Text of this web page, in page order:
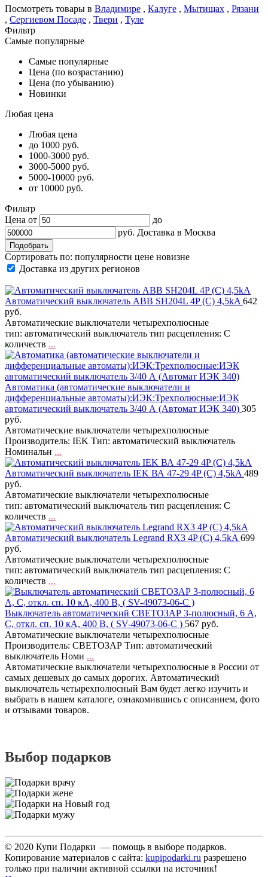
Посмотреть товары в Владимире , Калуге , Мытищах , Рязани
, Сергиевом Посаде , Твери , Туле
Фильтр
Самые популярные
Самые популярные
Цена (по возрастанию)
Цена (по убыванию)
Новинки
Любая цена
Любая цена
до 1000 руб.
1000-3000 руб.
3000-5000 руб.
5000-10000 руб.
от 10000 руб.
Фильтр
Цена от
до
руб. Доставка в Москва
Сортировать по: популярности цене новизне
Доставка из других регионов
Автоматический выключатель ABB SH204L 4P (C) 4,5kA 642
руб.
Автоматические выключатели четырехполюсные
тип: автоматический выключатель тип расцепления: C
количеств ...
Автоматика (автоматические выключатели и
дифференциальные автоматы):ИЭК:Трехполюсные:ИЭК
автоматический выключатель 3/40 А (Автомат ИЭК 340) 305
руб.
Автоматические выключатели четырехполюсные
Производитель: IEK Тип: автоматический выключатель
Номинальн ...
Автоматический выключатель IEK ВА 47-29 4P (C) 4,5kA 489
руб.
Автоматические выключатели четырехполюсные
тип: автоматический выключатель тип расцепления: C
количеств ...
Автоматический выключатель Legrand RX3 4P (C) 4,5kA 699
руб.
Автоматические выключатели четырехполюсные
тип: автоматический выключатель тип расцепления: C
количеств ...
Выключатель автоматический СВЕТОЗАР 3-полюсный, 6 A,
C, откл. сп. 10 кА, 400 В, ( SV-49073-06-C ) 567 руб.
Автоматические выключатели четырехполюсные
Производитель: СВЕТОЗАР Тип: автоматический
выключатель Номи ...
Автоматические выключатели четырехполюсные в России от
самых дешевых до самых дорогих. Автоматический
выключатель четырехполюсный Вам будет легко изучить и
выбрать в нашем каталоге, ознакомившись с описанием, фото
и отзывами товаров.
Выбор подарков
© 2020 Купи Подарки — помощь в выборе подарков.
Копирование материалов с сайта: kupipodarki.ru разрешено
только при наличии активной ссылки на источник!